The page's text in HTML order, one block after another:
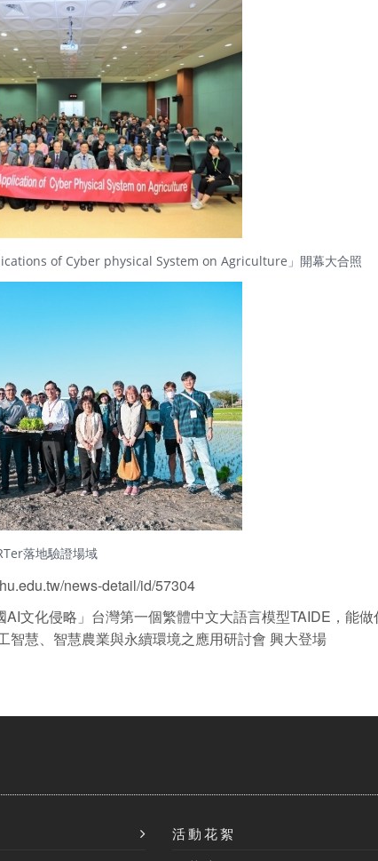
of Cyber physical System on Agriculture」開幕大合照
落地驗證場域
news-detail/id/57304
AI文化侵略」台灣第一個繁體中文大語言模型TAIDE，能做
智慧、智慧農業與永續環境之應用研討會 興大登場
活動花絮